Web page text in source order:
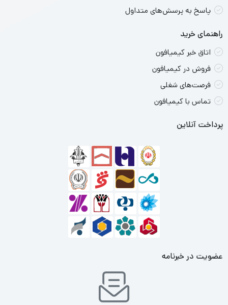
بازی‌های محبوب و نرم‌افزار‌های کاربردی، عملکردی کاملا قابل قبولی
شده هستند. در محموع باید بگوییم که اگر به دنبال گوشی
میان‌رده خوش قیمتی هستید که در برخی از مشخصات فنی در
از گزینه‌های بسیار مناسب برای شما باشد.
گوشی موبایل شیائومی مدل Redmi Note 13 4G
دوربین سه گانه 108 مگاپیکسلی
صفحه نمایش 120 هرتزی AMOLED
پاسخ به پرسش‌های متداول
راهنمای خرید
اتاق خبر کیمیافون
فروش در کیمیافون
فرصت‌های شغلی
تماس با کیمیافون
پرداخت آنلاین
عضویت در خبرنامه